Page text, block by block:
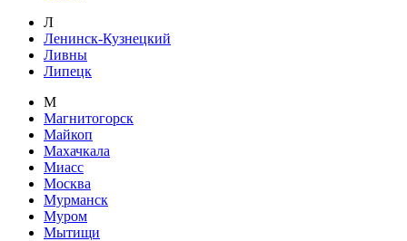
Л
Ленинск-Кузнецкий
Ливны
Липецк
М
Магнитогорск
Майкоп
Махачкала
Миасс
Москва
Мурманск
Муром
Мытищи